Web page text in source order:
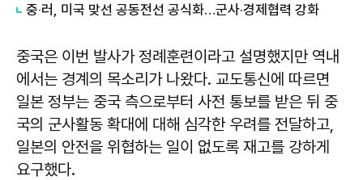
중‧러, 미국 맞선 공동전선 공식화…군사·경제협력 강화
중국은 이번 발사가 정례훈련이라고 설명했지만 역내
에서는 경계의 목소리가 나왔다. 교도통신에 따르면
일본 정부는 중국 측으로부터 사전 통보를 받은 뒤 중
국의 군사활동 확대에 대해 심각한 우려를 전달하고,
일본의 안전을 위협하는 일이 없도록 재고를 강하게
요구했다.